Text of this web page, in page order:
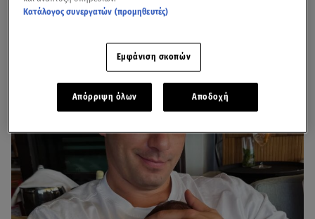
Κατάλογος συνεργατών (προμηθευτές)
Εμφάνιση σκοπών
Απόρριψη όλων Αποδοχή